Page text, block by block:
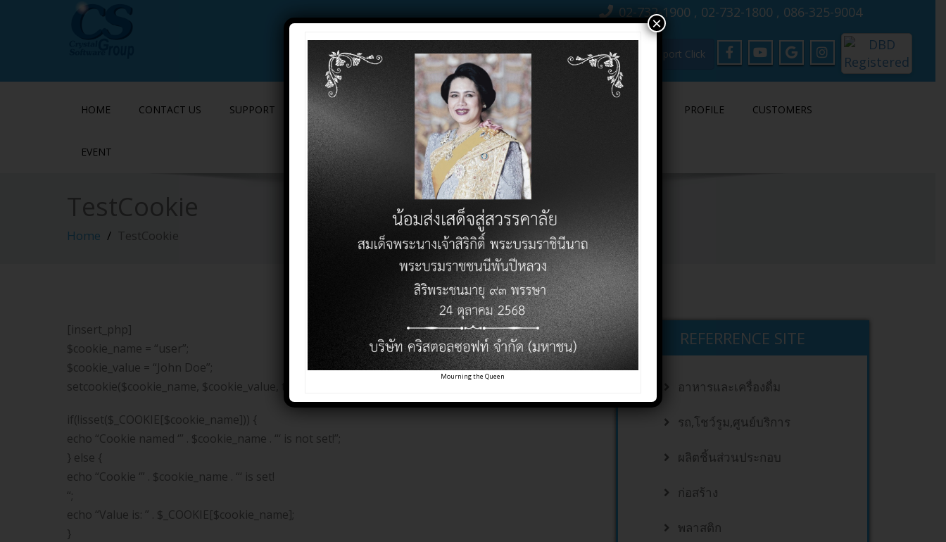
02-732-1900 , 02-732-1800 , 086-325-9004
Contact Click Support Click
HOME CONTACT US SUPPORT PRODUCTS PRICE LIST KNOWLEDGE VARIETY PROFILE CUSTOMERS
EVENT
TestCookie
Home TestCookie
[insert_php]
$cookie_name = “user”;
$cookie_value = “John Doe”;
setcookie($cookie_name, $cookie_value, time() + (86400 * 30), “/”); // 86400 = 1 day
if(!isset($_COOKIE[$cookie_name])) {
echo “Cookie named ‘” . $cookie_name . “‘ is not set!”;
} else {
echo “Cookie ‘” . $cookie_name . “‘ is set!
“;
echo “Value is: ” . $_COOKIE[$cookie_name];
}
REFERRENCE SITE
อาหารและเครื่องดื่ม
รถ,โชว์รูม,ศูนย์บริการ
ผลิตชิ้นส่วนประกอบ
ก่อสร้าง
พลาสติก
Mourning the Queen
×